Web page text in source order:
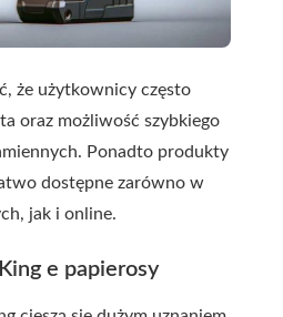
że użytkownicy często
oraz możliwość szybkiego
Ponadto produkty
dostępne zarówno w
jak i online.
e papierosy